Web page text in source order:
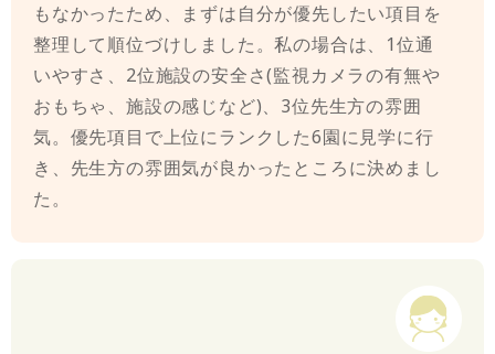
もなかったため、まずは自分が優先したい項目を
整理して順位づけしました。私の場合は、1位通
いやすさ、2位施設の安全さ(監視カメラの有無や
おもちゃ、施設の感じなど)、3位先生方の雰囲
気。優先項目で上位にランクした6園に見学に行
き、先生方の雰囲気が良かったところに決めまし
た。